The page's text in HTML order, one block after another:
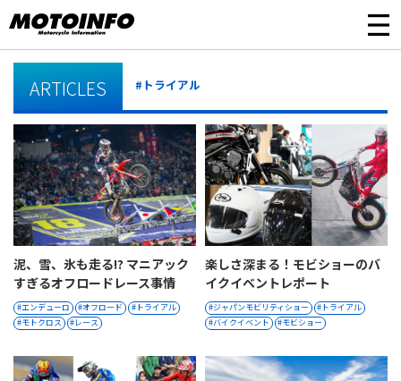
ARTICLES #トライアル
泥、雪、氷も走る!? マニアック
すぎるオフロードレース事情
エンデューロ オフロード
トライアル
モトクロス
レース
楽しさ深まる！モビショーのバ
イクイベントレポート
ジャパンモビリティショー
トライアル
バイクイベント
モビショー